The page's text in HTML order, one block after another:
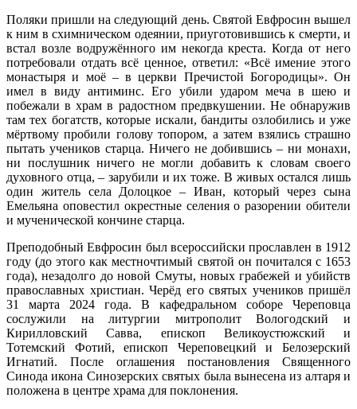
Поляки пришли на следующий день. Святой Евфросин вышел
к ним в схимническом одеянии, приуготовившись к смерти, и
встал возле водружённого им некогда креста. Когда от него
потребовали отдать всё ценное, ответил: «Всё имение этого
монастыря и моё – в церкви Пречистой Богородицы». Он
имел в виду антиминс. Его убили ударом меча в шею и
побежали в храм в радостном предвкушении. Не обнаружив
там тех богатств, которые искали, бандиты озлобились и уже
мёртвому пробили голову топором, а затем взялись страшно
пытать учеников старца. Ничего не добившись – ни монахи,
ни послушник ничего не могли добавить к словам своего
духовного отца, – зарубили и их тоже. В живых остался лишь
один житель села Долоцкое – Иван, который через сына
Емельяна оповестил окрестные селения о разорении обители
и мученической кончине старца.
Преподобный Евфросин был всероссийски прославлен в 1912
году (до этого как местночтимый святой он почитался с 1653
года), незадолго до новой Смуты, новых грабежей и убийств
православных христиан. Черёд его святых учеников пришёл
31 марта 2024 года. В кафедральном соборе Череповца
сослужили на литургии митрополит Вологодский и
Кирилловский Савва, епископ Великоустюжский и
Тотемский Фотий, епископ Череповецкий и Белозерский
Игнатий. После оглашения постановления Священного
Синода икона Синозерских святых была вынесена из алтаря и
положена в центре храма для поклонения.